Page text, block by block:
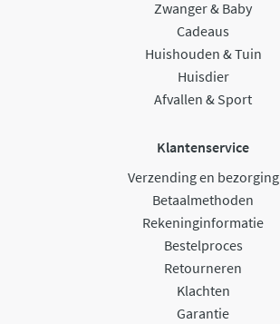
Zwanger & Baby
Cadeaus
Huishouden & Tuin
Huisdier
Afvallen & Sport
Klantenservice
Verzending en bezorging
Betaalmethoden
Rekeninginformatie
Bestelproces
Retourneren
Klachten
Garantie